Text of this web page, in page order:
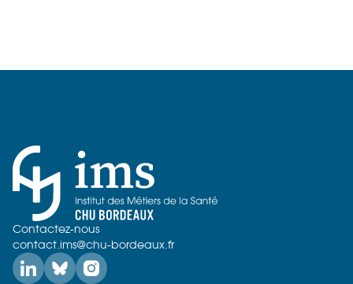
Contactez-nous
contact.ims@chu-bordeaux.fr